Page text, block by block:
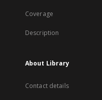
Coverage
Description
About Library
Contact details